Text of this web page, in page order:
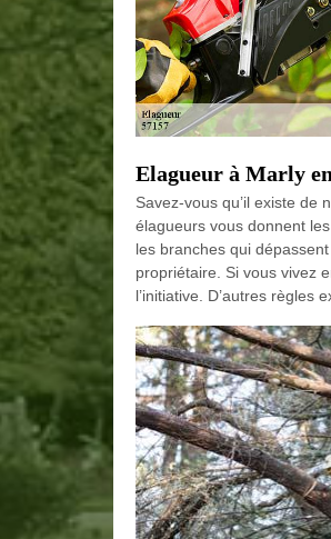
Elagueur à Marly
Savez-vous qu’il existe de
élagueurs vous donnent
les branches qui
propriétaire. Si vous vivez
l’initiative. D’autres règles